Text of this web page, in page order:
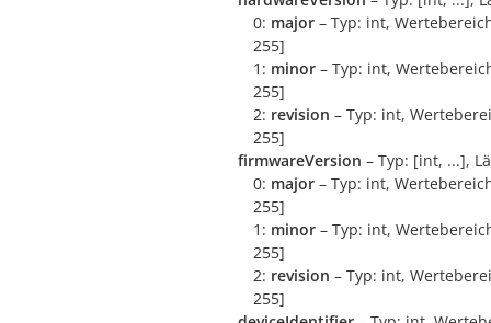
0: major – Typ: int,
255]
1: minor – Typ: int,
255]
2: revision – Typ: int,
255]
firmwareVersion – Typ: [int, ...],
0: major – Typ: int,
255]
1: minor – Typ: int,
255]
2: revision – Typ: int,
255]